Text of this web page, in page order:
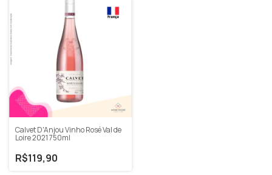
Calvet D'Anjou Vinho Rosé Val de
Loire 2021 750ml
R$119,90